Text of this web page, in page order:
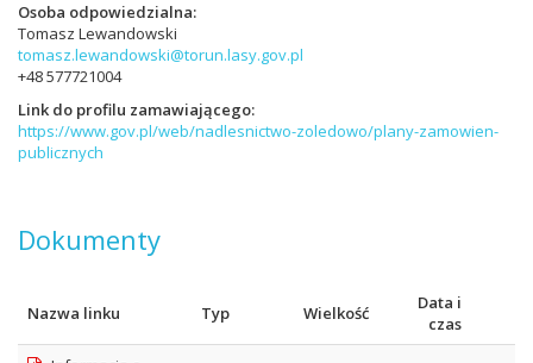
Osoba odpowiedzialna
Tomasz Lewandowski
tomasz.lewandowski@torun.lasy.gov.pl
+48 577721004
Link do profilu zamawiającego
https://www.gov.pl/web/nadlesnictwo-zoledowo/plany-zamowien-
publicznych
Dokumenty
Nazwa linku Typ Wielkość
Data i
czas